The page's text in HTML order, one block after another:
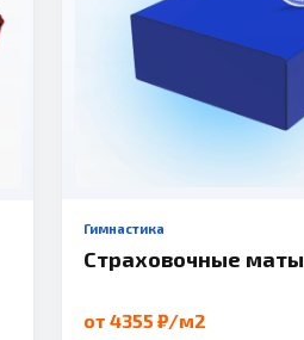
Гимнастика
Страховочные маты
от 4355 ₽/м2